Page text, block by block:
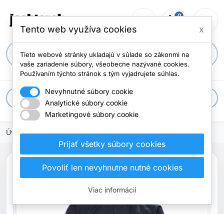
person_outline shopping_cart
0
Početmenu
apps Všetky kategórie
Úvodná stránka Oblečenie Bundy
Tento web využíva cookies x
Tieto webové stránky ukladajú v súlade so zákonmi na
vaše zariadenie súbory, všeobecne nazývané cookies.
Používaním týchto stránok s tým vyjadrujete súhlas.
Nevyhnutné súbory cookie
Analytické súbory cookie
Marketingové súbory cookie
Prijať všetky súbory cookies
Povoliť len nevyhnutne nutné cookies
Viac informácií